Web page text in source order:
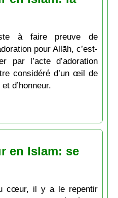
à faire preuve de
pour Allāh, c’est-
par l’acte d’adoration
considéré d’un œil de
d’honneur.
en Islam: se
cœur, il y a le repentir